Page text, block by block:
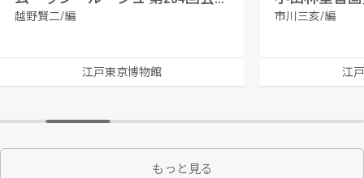
越野賢二/編
江戸東京博物館
市川三亥/編
江
もっと見る